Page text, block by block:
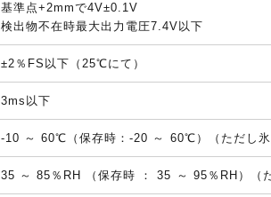
基準点+2mmで4V±0.1V
検出物不在時最大出力電圧7.4V以下
±2％FS以下（25℃にて）
3ms以下
-10 ～ 60℃（保存時：-20 ～ 60℃）（ただし氷
35 ～ 85％RH （保存時 ： 35 ～ 95％RH）（